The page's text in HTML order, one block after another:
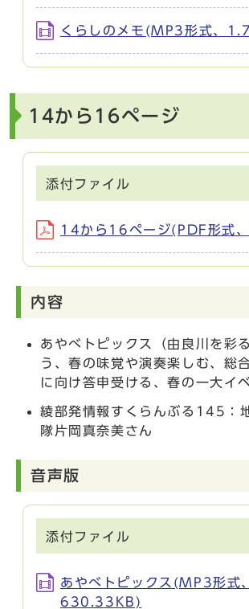
くらしのメモ(MP3形式、
14から16ページ
添付ファイル
14から16ページ(PDF形式
内容
あやべトピックス（由良川を彩
う、春の味覚や演奏楽しむ、総
に向け答申受ける、春の一大イ
綾部発情報すくらんぶる145：
隊片岡真奈美さん
音声版
添付ファイル
あやべトピックス(MP3形式、
630.33KB)